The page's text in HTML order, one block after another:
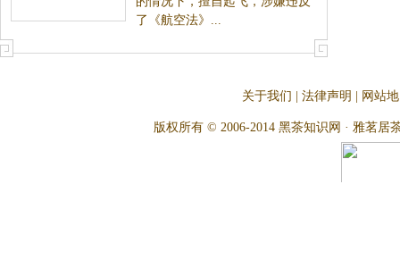
了《航空法》...
关于我们 法律声明 网站
版权所有 © 2006-2014 黑茶知识网 · 雅茗居